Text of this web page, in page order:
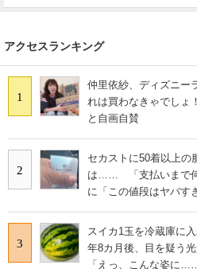
アクセスランキング
1
仲里依紗、ディズニー
れは買わなきゃでしょ
と自画自賛
2
セカストに50着以上
は…… 「支払いまで何
に「この値段はヤバす
3
スイカ1玉を冷蔵庫に
年8カ月後、目を疑う
「えっ、こんな姿に